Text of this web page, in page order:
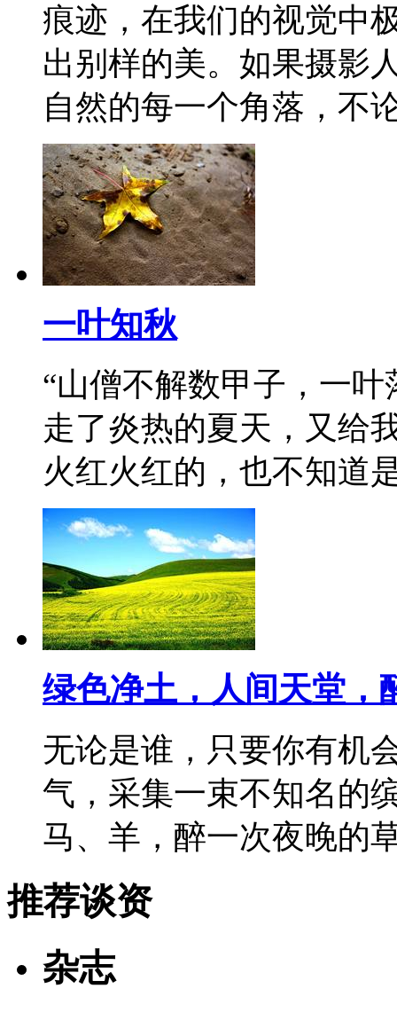
痕迹，在我们的视觉中
出别样的美。如果摄影
自然的每一个角落，
一叶知秋
“山僧不解数甲子，一
走了炎热的夏天，又给
火红火红的，也不知
绿色净土，人间天堂，
无论是谁，只要你有机
气，采集一束不知名的
马、羊，醉一次夜晚
推荐谈资
杂志